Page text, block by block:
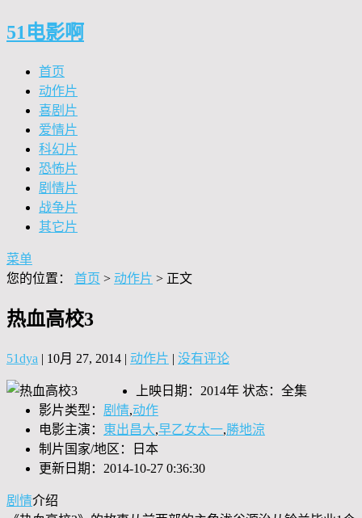
51电影啊
首页
动作片
喜剧片
爱情片
科幻片
恐怖片
剧情片
战争片
其它片
菜单
您的位置： 首页 > 动作片 > 正文
热血高校3
51dya | 10月 27, 2014 | 动作片 | 没有评论
上映日期：2014年 状态：全集
影片类型： 剧情,动作
电影主演： 東出昌大,早乙女太一,勝地涼
制片国家/地区：日本
更新日期：2014-10-27 0:36:30
剧情介绍